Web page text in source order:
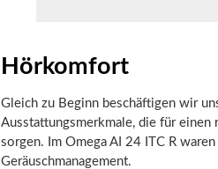
Hörkomfort
Gleich zu Beginn beschäftigen wir
Ausstattungsmerkmale, die für einen
sorgen. Im Omega AI 24 ITC R
Geräuschmanagement.